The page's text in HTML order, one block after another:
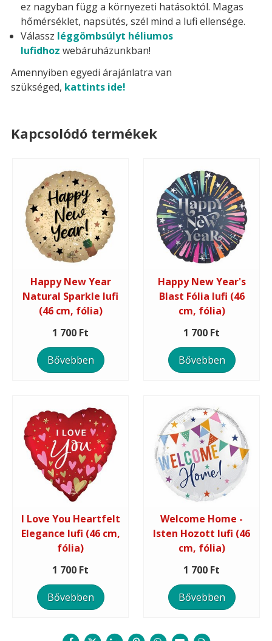
ez nagyban függ a környezeti hatásoktól. Magas
hőmérséklet, napsütés, szél mind a lufi ellensége.
Válassz léggömbsúlyt héliumos
lufidhoz webáruházunkban!
Amennyiben egyedi árajánlatra van
szükséged, kattints ide!
Kapcsolódó termékek
Happy New Year
Natural Sparkle lufi
(46 cm, fólia)
1 700 Ft
Bővebben
Happy New Year's
Blast Fólia lufi (46
cm, fólia)
1 700 Ft
Bővebben
I Love You Heartfelt
Elegance lufi (46 cm,
fólia)
1 700 Ft
Bővebben
Welcome Home -
Isten Hozott lufi (46
cm, fólia)
1 700 Ft
Bővebben